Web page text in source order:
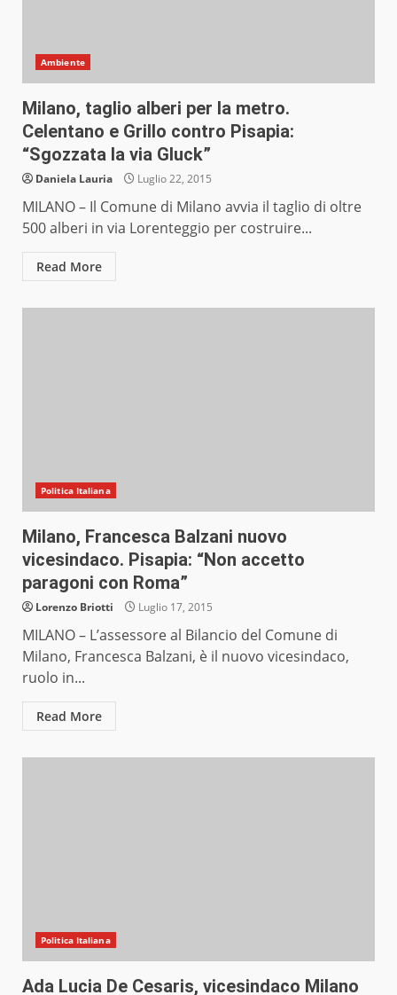
Ambiente
Milano, taglio alberi per la metro.
Celentano e Grillo contro Pisapia:
“Sgozzata la via Gluck”
Daniela Lauria Luglio 22, 2015
MILANO – Il Comune di Milano avvia il taglio di oltre
500 alberi in via Lorenteggio per costruire...
Read More
Politica Italiana
Milano, Francesca Balzani nuovo
vicesindaco. Pisapia: “Non accetto
paragoni con Roma”
Lorenzo Briotti Luglio 17, 2015
MILANO – L’assessore al Bilancio del Comune di
Milano, Francesca Balzani, è il nuovo vicesindaco,
ruolo in...
Read More
Politica Italiana
Ada Lucia De Cesaris, vicesindaco Milano